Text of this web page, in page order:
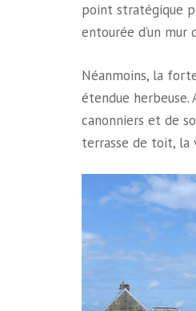
point stratégique
entourée d’un mur
Néanmoins, la
étendue herbeuse.
canonniers et de
terrasse de toit, la